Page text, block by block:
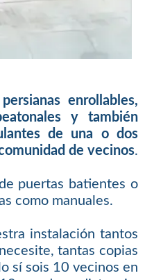
persianas enrollables,
y también
de una o dos
de vecinos.
puertas batientes o
como manuales.
instalación tantos
tantas copias
sí sois 10 vecinos en